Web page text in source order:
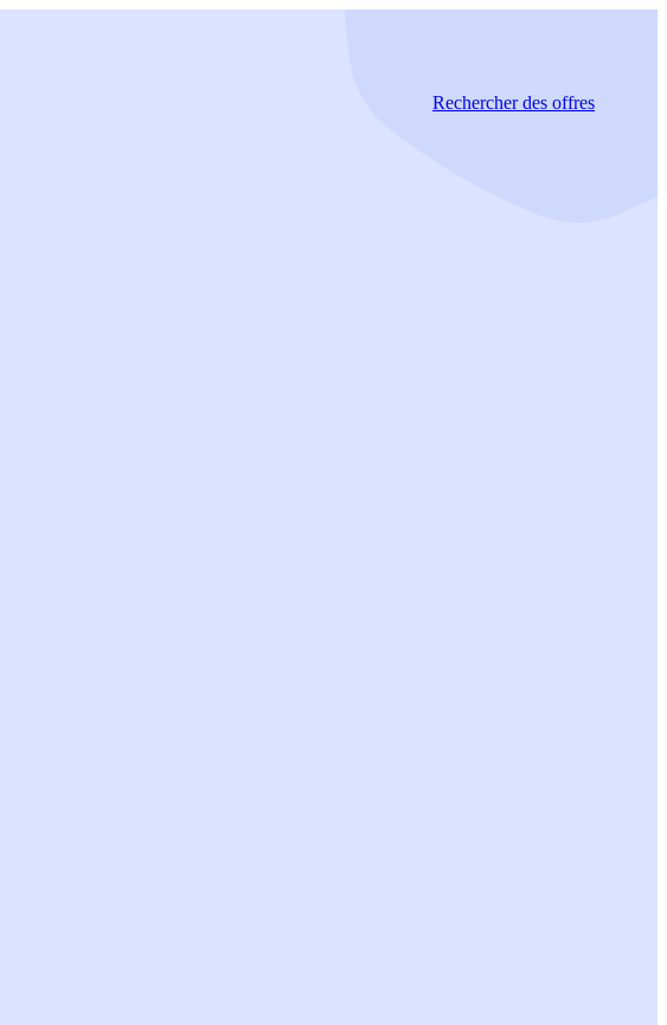
Rechercherdes offres